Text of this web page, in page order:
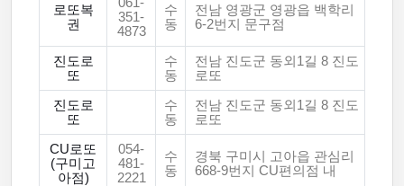
로또복
권
351-
4873
수
동
전남 영광군 영광읍 백학리
6-2번지 문구점
진도로
또
수
동
전남 진도군 동외1길 8 진도
로또
진도로
또
수
동
전남 진도군 동외1길 8 진도
로또
CU로또
(구미고
아점)
054-
481-
2221
수
동
경북 구미시 고아읍 관심리
668-9번지 CU편의점 내